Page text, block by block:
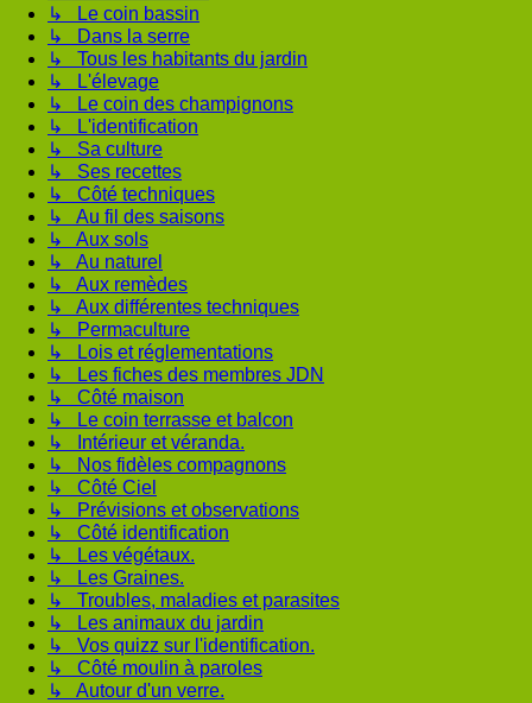
↳ Le coin bassin
↳ Dans la serre
↳ Tous les habitants du jardin
↳ L'élevage
↳ Le coin des champignons
↳ L'identification
↳ Sa culture
↳ Ses recettes
↳ Côté techniques
↳ Au fil des saisons
↳ Aux sols
↳ Au naturel
↳ Aux remèdes
↳ Aux différentes techniques
↳ Permaculture
↳ Lois et réglementations
↳ Les fiches des membres JDN
↳ Côté maison
↳ Le coin terrasse et balcon
↳ Intérieur et véranda.
↳ Nos fidèles compagnons
↳ Côté Ciel
↳ Prévisions et observations
↳ Côté identification
↳ Les végétaux.
↳ Les Graines.
↳ Troubles, maladies et parasites
↳ Les animaux du jardin
↳ Vos quizz sur l'identification.
↳ Côté moulin à paroles
↳ Autour d'un verre.